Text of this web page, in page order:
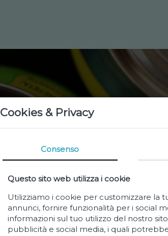
Cookies & Privacy
Consenso
Questo sito web utilizza i cookie
Utilizziamo i cookie per customizzare la
annunci, fornire funzionalità per i social
informazioni sul tuo utilizzo del nostro
pubblicità e social media, i quali